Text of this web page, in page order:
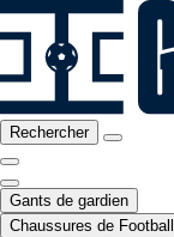
Rechercher
Gants de gardien
Chaussures de Football